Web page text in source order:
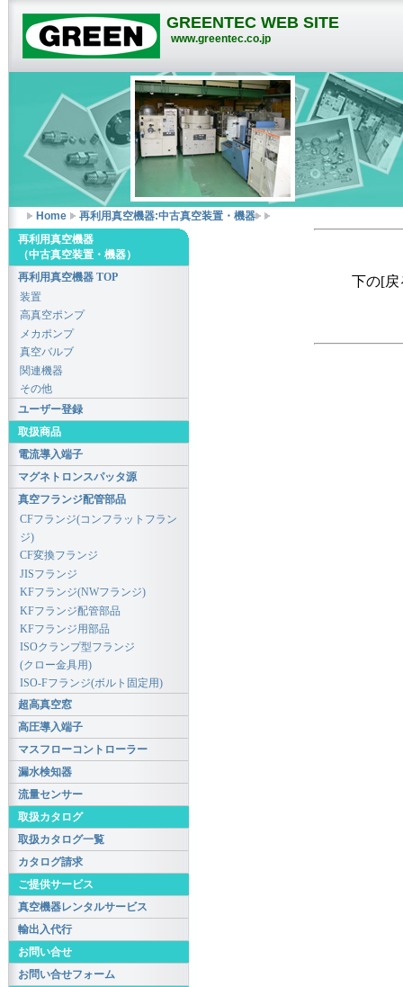
GREENTEC WEB SITE
www.greentec.co.jp
Home 再利用真空機器:中古真空装置・機器
下の[戻
再利用真空機器
（中古真空装置・機器）
再利用真空機器 TOP
装置
高真空ポンプ
メカポンプ
真空バルブ
関連機器
その他
ユーザー登録
取扱商品
電流導入端子
マグネトロンスパッタ源
真空フランジ配管部品
CFフランジ(コンフラットフラン
ジ)
CF変換フランジ
JISフランジ
KFフランジ(NWフランジ)
KFフランジ配管部品
KFフランジ用部品
ISOクランプ型フランジ
(クロー金具用)
ISO-Fフランジ(ボルト固定用)
超高真空窓
高圧導入端子
マスフローコントローラー
漏水検知器
流量センサー
取扱カタログ
取扱カタログ一覧
カタログ請求
ご提供サービス
真空機器レンタルサービス
輸出入代行
お問い合せ
お問い合せフォーム